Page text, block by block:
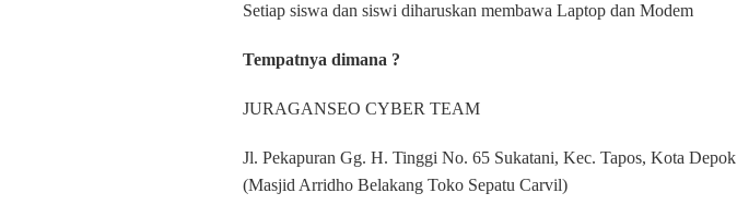
Setiap siswa dan siswi diharuskan membawa Laptop dan Modem
Tempatnya dimana ?
JURAGANSEO CYBER TEAM
Jl. Pekapuran Gg. H. Tinggi No. 65 Sukatani, Kec. Tapos, Kota Depok
(Masjid Arridho Belakang Toko Sepatu Carvil)